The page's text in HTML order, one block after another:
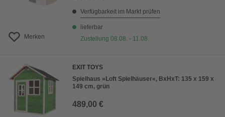
Merken
Verfügbarkeit im Markt prüfen
lieferbar
Zustellung 08.08. - 11.08.
EXIT TOYS
Spielhaus »Loft Spielhäuser«, BxHxT: 135 x 159 x
149 cm, grün
489,00 €